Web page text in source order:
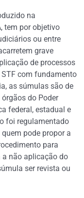
na
tem por objetivo
ou entre
grave
de processos
com fundamento
as súmulas são de
do Poder
federal, estadual e
foi regulamentado
pode propor a
para
a não aplicação do
ser revista ou